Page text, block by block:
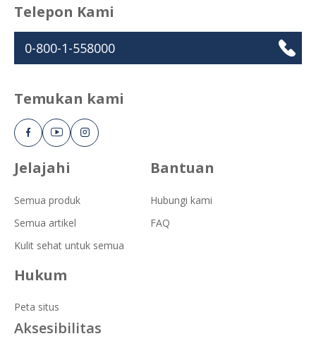
Jelajahi
Semua produk
Semua artikel
Kulit sehat untuk semua
Bantuan
Hubungi kami
FAQ
Hukum
Peta situs
Aksesibilitas
Telepon Kami
0-800-1-558000
Temukan kami